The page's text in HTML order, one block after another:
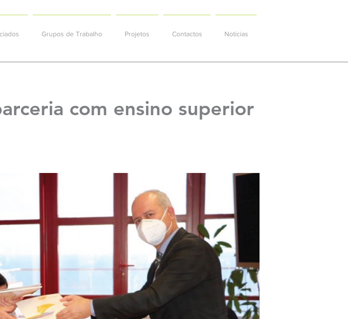
Grupos de Trabalho Projetos Contactos Notícias
com ensino superior